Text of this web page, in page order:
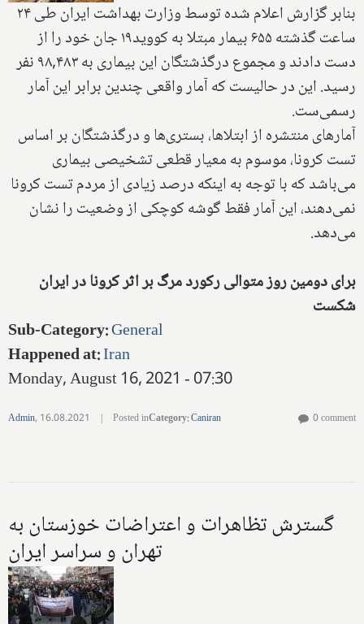
بنابر گزارش اعلام شده توسط وزارت بهداشت ایران طی ۲۴
ساعت گذشته ۶۵۵ بیمار مبتلا به کووید۱۹ جان خود را از
دست دادند و مجموع درگذشتگان این بیماری به ۹۸,۴۸۳ نفر
رسید. این در حالیست که آمار واقعی چندین برابر این آمار
رسمی‌ست.
آمارهای منتشره از ابتلاها، بستری‌ها و درگذشتگان بر اساس
تست کرونا، موسوم به معیار قطعی تشخیصی بیماری
می‌باشد که با توجه به اینکه درصد زیادی از مردم تست کرونا
نمی‌دهند، این آمار فقط گوشه کوچکی از وضعیت را نشان
می‌دهد.
برای دومین روز متوالی رکورد مرگ بر اثر کرونا در ایران
شکست
Sub-Category:General
Happened at:Iran
Monday, August 16, 2021 - 07:30
Admin, 16.08.2021 | Posted inCategory:Caniran 0 comment
گسترش تظاهرات و اعتراضات خوزستان به
تهران و سراسر ایران